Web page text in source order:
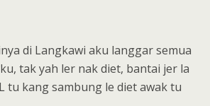
di Langkawi aku langgar semua
tak yah ler nak diet, bantai jer la
tu kang sambung le diet awak tu